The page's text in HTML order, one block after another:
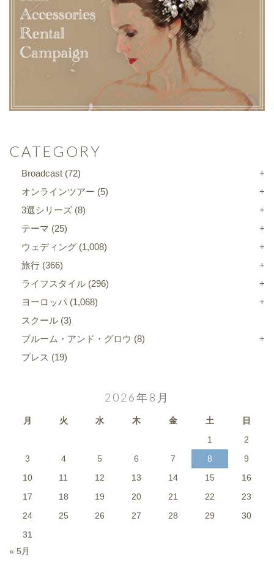
CATEGORY
Broadcast (72)
オンラインツアー (5)
3選シリーズ (8)
テーマ (25)
ウェディング (1,008)
旅行 (366)
ライフスタイル (296)
ヨーロッパ(1,068)
スクール (3)
ブルーム・アンド・グロウ (8)
プレス (19)
2026年8月
月 火 水 木 金 土
日
1
2
3
4 5 6 7 8
9
10
11 12 13 14 15
16
17
18 19 20 21 22
23
24
25 26 27 28 29
30
31
« 5月